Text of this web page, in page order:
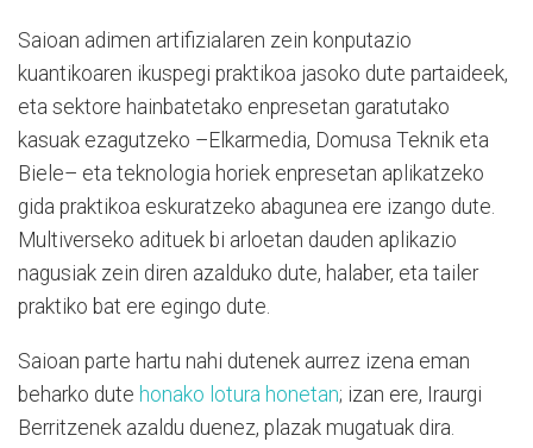
Saioan adimen artifizialaren zein konputazio
kuantikoaren ikuspegi praktikoa jasoko dute partaideek,
eta sektore hainbatetako enpresetan garatutako
kasuak ezagutzeko –Elkarmedia, Domusa Teknik eta
Biele– eta teknologia horiek enpresetan aplikatzeko
gida praktikoa eskuratzeko abagunea ere izango dute.
Multiverseko adituek bi arloetan dauden aplikazio
nagusiak zein diren azalduko dute, halaber, eta tailer
praktiko bat ere egingo dute.
Saioan parte hartu nahi dutenek aurrez izena eman
beharko dute honako lotura honetan; izan ere, Iraurgi
Berritzenek azaldu duenez, plazak mugatuak dira.